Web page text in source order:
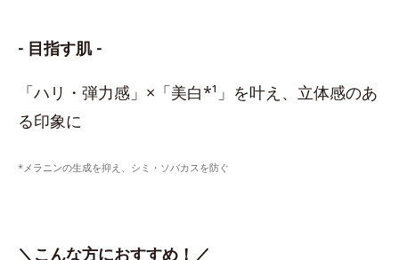
- 目指す肌 -
「ハリ・弾力感」×「美白*¹」を叶え、立体感のあ
る印象に
*メラニンの生成を抑え、シミ・ソバカスを防ぐ
＼こんな方におすすめ！／